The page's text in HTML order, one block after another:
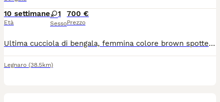
10 settimane
Età
1
Sesso
700 €
Prezzo
Ultima cucciola di bengala, femmina colore brown spotted. Verrà ceduto svezzata, sverminata, abituata alla lettiera, al tira graffi ad altri gatti, bambini e al contatto umano. Mamma e papà vivono con noi possiedono esami genetici ok per le malattie della razza, sarà consegnata con vaccinazioni regolari ed il suo libretto, svezzata, sverminata ed abituata a tiragraffi e lettiera. Pronta da metà agosto
Legnaro (38.5km)